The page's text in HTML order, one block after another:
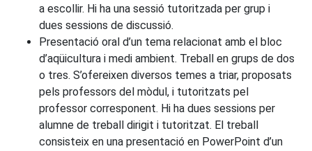
a escollir. Hi ha una sessió tutoritzada per grup i
dues sessions de discussió.
Presentació oral d’un tema relacionat amb el bloc
d’aqüicultura i medi ambient. Treball en grups de dos
o tres. S’ofereixen diversos temes a triar, proposats
pels professors del mòdul, i tutoritzats pel
professor corresponent. Hi ha dues sessions per
alumne de treball dirigit i tutoritzat. El treball
consisteix en una presentació en PowerPoint d’un